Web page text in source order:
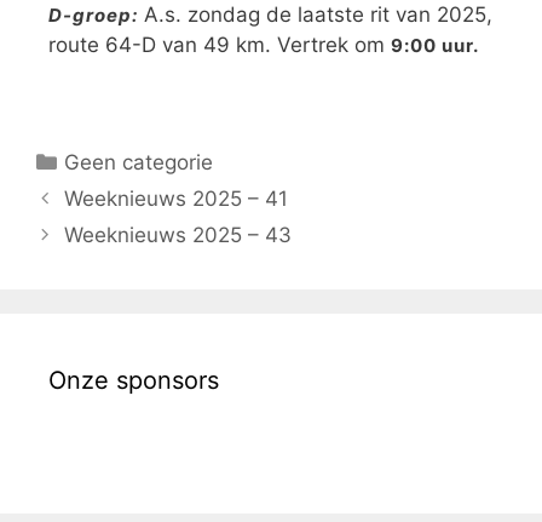
D-groep: A.s. zondag de laatste rit van 2025,
route 64-D van 49 km. Vertrek om 9:00 uur.
Geen categorie
Weeknieuws 2025 – 41
Weeknieuws 2025 – 43
Onze sponsors